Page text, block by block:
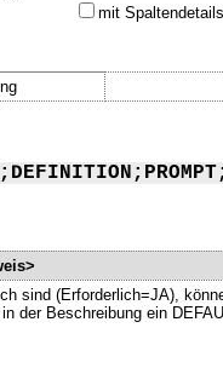
mit Spaltendetails
sind (Erforderlich=JA),
der Beschreibung ein